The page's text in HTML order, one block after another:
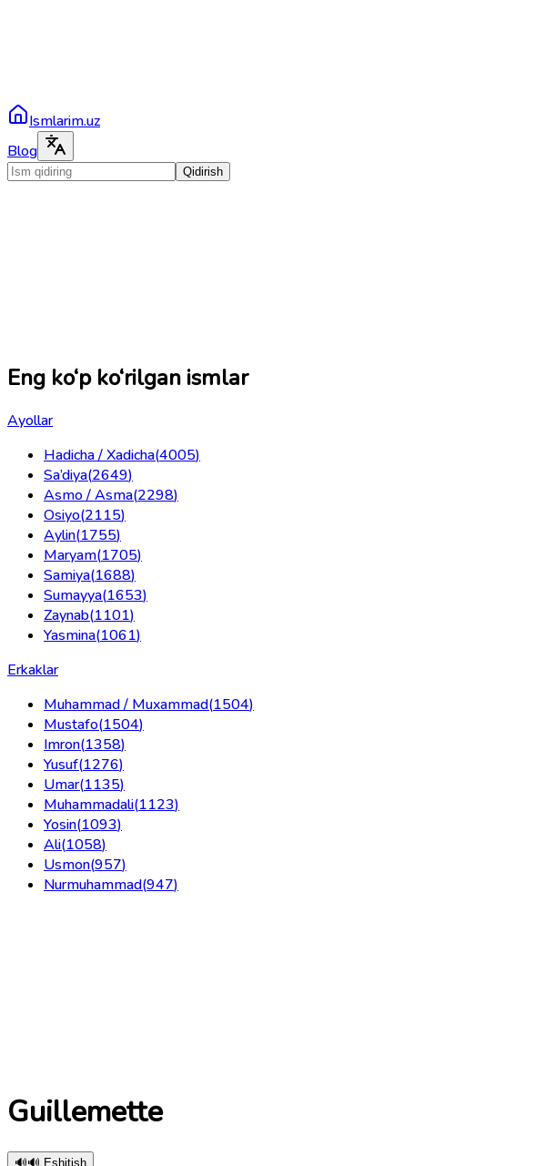
Ismlarim.uz
Blog
Qidirish
Eng ko‘p ko‘rilgan ismlar
Ayollar
Hadicha / Xadicha(4005)
Sa’diya(2649)
Asmo / Asma(2298)
Osiyo(2115)
Aylin(1755)
Maryam(1705)
Samiya(1688)
Sumayya(1653)
Zaynab(1101)
Yasmina(1061)
Erkaklar
Muhammad / Muxammad(1504)
Mustafo(1504)
Imron(1358)
Yusuf(1276)
Umar(1135)
Muhammadali(1123)
Yosin(1093)
Ali(1058)
Usmon(957)
Nurmuhammad(947)
Guillemette
🔊🔊 Eshitish